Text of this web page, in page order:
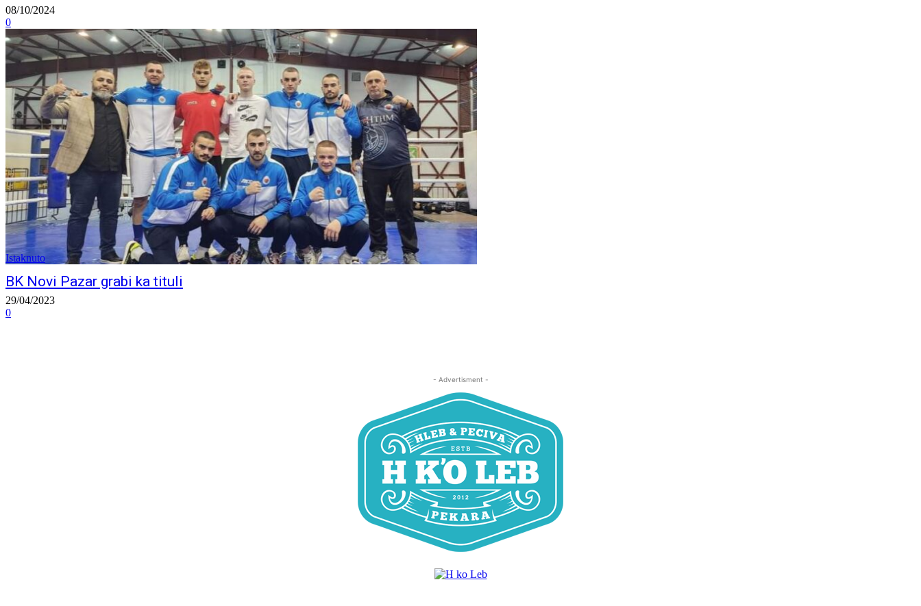
08/10/2024
0
Istaknuto
BK Novi Pazar grabi ka tituli
29/04/2023
0
- Advertisment -